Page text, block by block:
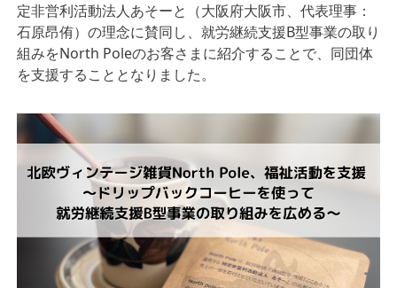
定非営利活動法人あそーと（大阪府大阪市、代表理事：
石原昂侑）の理念に賛同し、就労継続支援B型事業の取り
組みをNorth Poleのお客さまに紹介することで、同団体
を支援することとなりました。